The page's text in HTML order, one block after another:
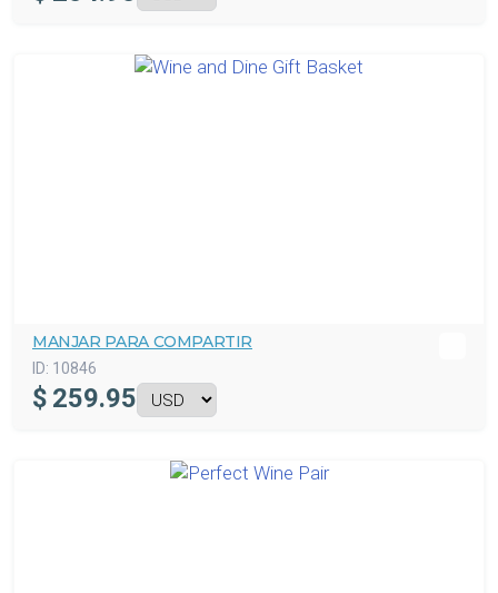
MANJAR PARA COMPARTIR
ID: 10846
$ 259.95